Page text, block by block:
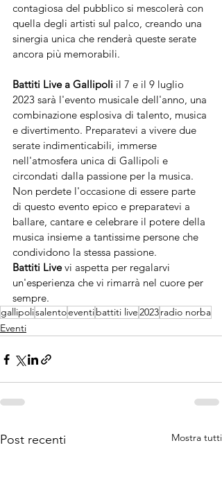
contagiosa del pubblico si mescolerà con
quella degli artisti sul palco, creando una
sinergia unica che renderà queste serate
ancora più memorabili.
Battiti Live a Gallipoli il 7 e il 9 luglio
2023 sarà l'evento musicale dell'anno, una
combinazione esplosiva di talento, musica
e divertimento. Preparatevi a vivere due
serate indimenticabili, immerse
nell'atmosfera unica di Gallipoli e
circondati dalla passione per la musica.
Non perdete l'occasione di essere parte
di questo evento epico e preparatevi a
ballare, cantare e celebrare il potere della
musica insieme a tantissime persone che
condividono la stessa passione.
Battiti Live vi aspetta per regalarvi
un'esperienza che vi rimarrà nel cuore per
sempre.
gallipolisalentoeventibattiti live2023radio norba
Eventi
Post recenti Mostra tutti